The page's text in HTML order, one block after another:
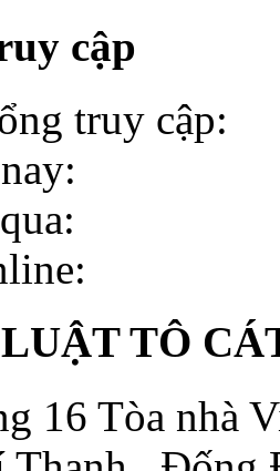
cập
truy cập:
TÔ
16 Tòa nhà